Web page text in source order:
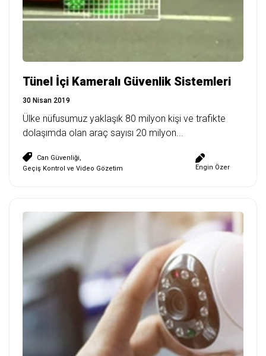
Tünel İçi Kameralı Güvenlik Sistemleri
30 Nisan 2019
Ülke nüfusumuz yaklaşık 80 milyon kişi ve trafikte
dolaşımda olan araç sayısı 20 milyon...
Can Güvenliği
Geçiş Kontrol ve Video Gözetim
Engin Özer